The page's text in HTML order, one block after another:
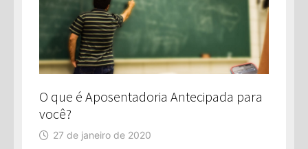
O que é Aposentadoria Antecipada para
você?
27 de janeiro de 2020